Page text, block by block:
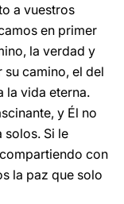
a vuestros
en primer
la verdad y
camino, el del
la vida eterna.
y Él no
solos. Si le
con
la paz que solo